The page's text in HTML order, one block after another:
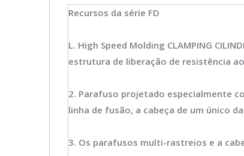
Recursos da série FD
L. High Speed Molding CLAMPING
estrutura de liberação de resistência
2. Parafuso projetado especialmente
linha de fusão, a cabeça de um único
3. Os parafusos multi-rastreios e a